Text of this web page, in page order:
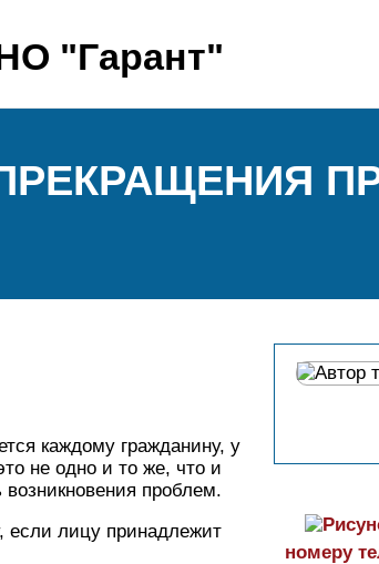
"Гарант"
каждому гражданину, у
не одно и то же, что и
проблем.
если лицу принадлежит
номеру